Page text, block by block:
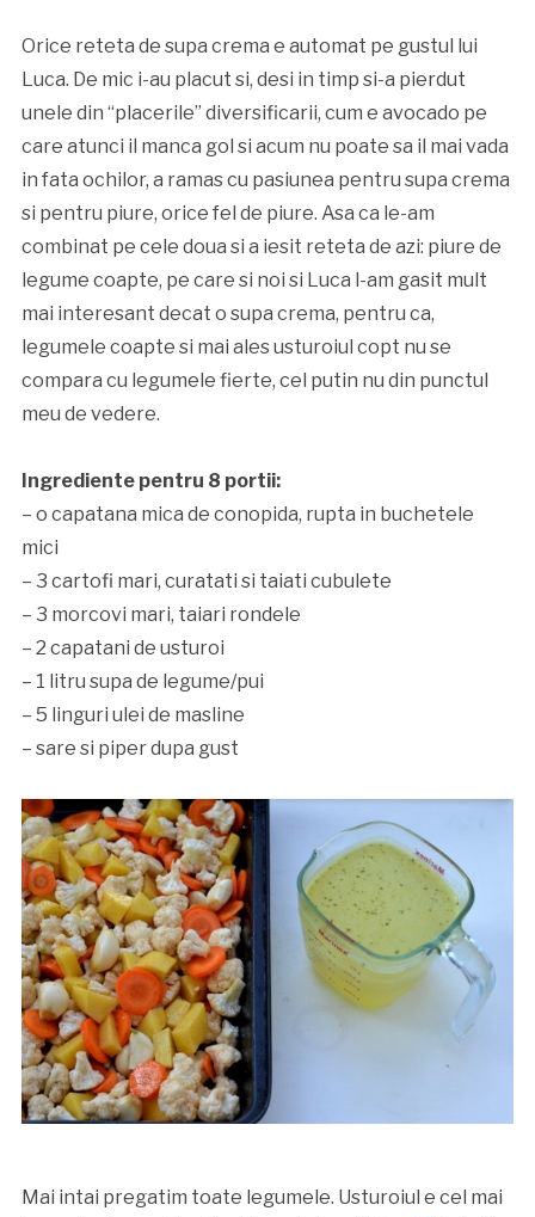
Orice reteta de supa crema e automat pe gustul lui
Luca. De mic i-au placut si, desi in timp si-a pierdut
unele din “placerile” diversificarii, cum e avocado pe
care atunci il manca gol si acum nu poate sa il mai vada
in fata ochilor, a ramas cu pasiunea pentru supa crema
si pentru piure, orice fel de piure. Asa ca le-am
combinat pe cele doua si a iesit reteta de azi: piure de
legume coapte, pe care si noi si Luca l-am gasit mult
mai interesant decat o supa crema, pentru ca,
legumele coapte si mai ales usturoiul copt nu se
compara cu legumele fierte, cel putin nu din punctul
meu de vedere.
Ingrediente pentru 8 portii:
– o capatana mica de conopida, rupta in buchetele
mici
– 3 cartofi mari, curatati si taiati cubulete
– 3 morcovi mari, taiari rondele
– 2 capatani de usturoi
– 1 litru supa de legume/pui
– 5 linguri ulei de masline
– sare si piper dupa gust
Mai intai pregatim toate legumele. Usturoiul e cel mai